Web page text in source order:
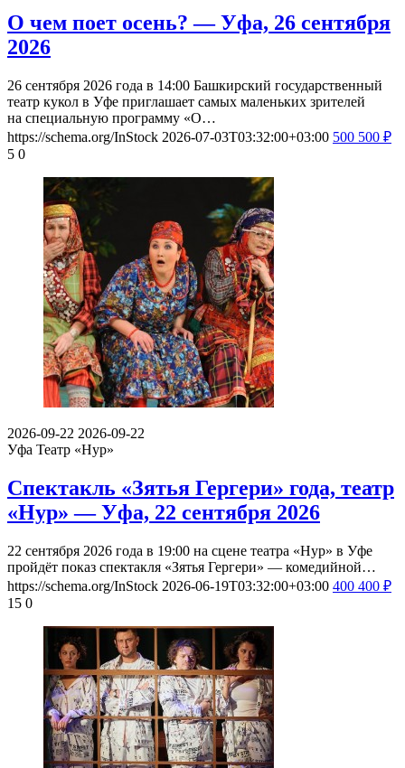
О чем поет осень? — Уфа, 26 сентября
2026
26 сентября 2026 года в 14:00 Башкирский государственный
театр кукол в Уфе приглашает самых маленьких зрителей
на специальную программу «О…
https://schema.org/InStock 2026-07-03T03:32:00+03:00 500 500 ₽
5 0
2026-09-22 2026-09-22
Уфа Театр «Нур»
Спектакль «Зятья Гергери» года, театр
«Нур» — Уфа, 22 сентября 2026
22 сентября 2026 года в 19:00 на сцене театра «Нур» в Уфе
пройдёт показ спектакля «Зятья Гергери» — комедийной…
https://schema.org/InStock 2026-06-19T03:32:00+03:00 400 400 ₽
15 0